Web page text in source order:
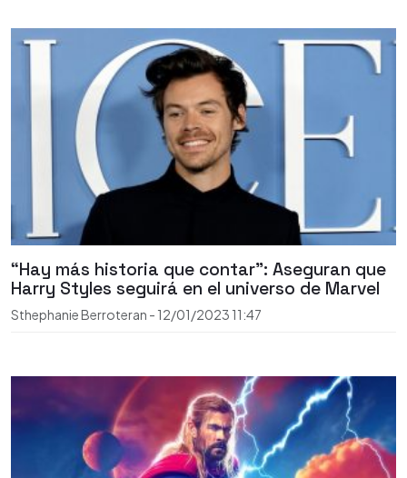
“Hay más historia que contar”: Aseguran que
Harry Styles seguirá en el universo de Marvel
Sthephanie Berroteran - 12/01/2023 11:47